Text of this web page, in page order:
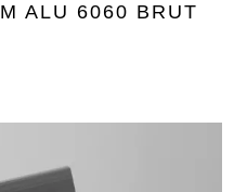
ALU 6060 BRUT